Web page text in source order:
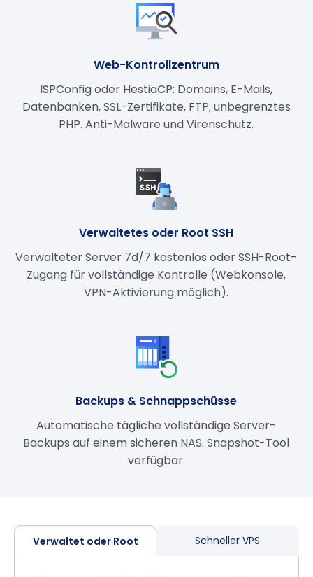
Web-Kontrollzentrum
ISPConfig oder HestiaCP: Domains, E-Mails,
Datenbanken, SSL-Zertifikate, FTP, unbegrenztes
PHP. Anti-Malware und Virenschutz.
Verwaltetes oder Root SSH
Verwalteter Server 7d/7 kostenlos oder SSH-Root-
Zugang für vollständige Kontrolle (Webkonsole,
VPN-Aktivierung möglich).
Backups & Schnappschüsse
Automatische tägliche vollständige Server-
Backups auf einem sicheren NAS. Snapshot-Tool
verfügbar.
Verwaltet oder Root Schneller VPS